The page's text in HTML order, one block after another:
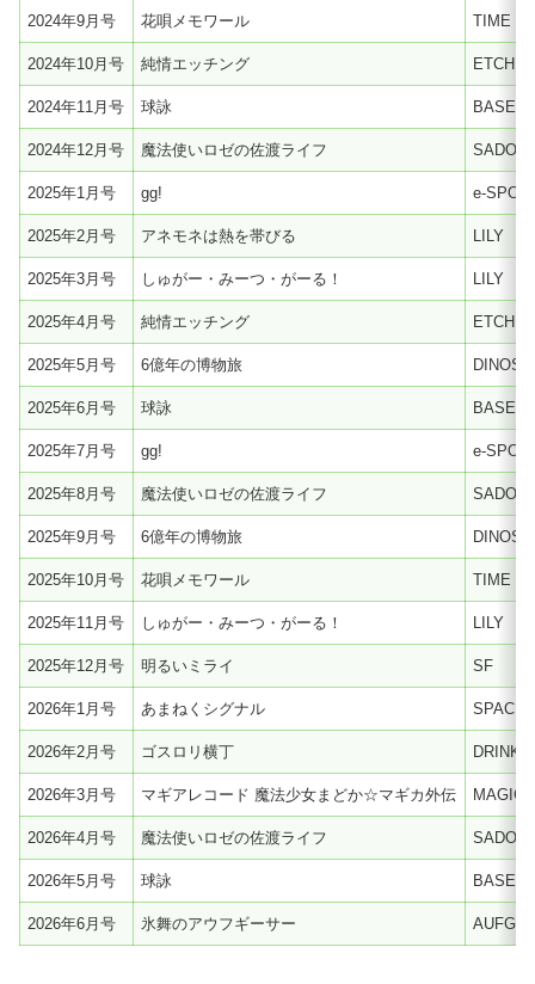
2024年9月号 花唄メモワール TIME
2024年10月号 純情エッチング
2024年11月号 球詠
2024年12月号 魔法使いロゼの佐渡ライフ SADO
2025年1月号 gg! e-
2025年2月号 アネモネは熱を帯びる LILY
2025年3月号 しゅがー・みーつ・がーる！ LILY
2025年4月号 純情エッチング
2025年5月号 6億年の博物旅
2025年6月号 球詠
2025年7月号 gg! e-
2025年8月号 魔法使いロゼの佐渡ライフ SADO
2025年9月号 6億年の博物旅
2025年10月号 花唄メモワール TIME
2025年11月号 しゅがー・みーつ・がーる！ LILY
2025年12月号 明るいミライ SF
2026年1月号 あまねくシグナル SPACE
2026年2月号 ゴスロリ横丁 DRINK
2026年3月号 マギアレコード 魔法少女まどか☆マギカ外伝
2026年4月号 魔法使いロゼの佐渡ライフ SADO
2026年5月号 球詠
2026年6月号 氷舞のアウフギーサー